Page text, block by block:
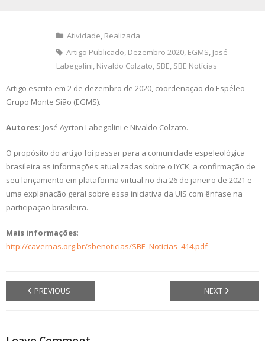
Atividade, Realizada
Artigo Publicado, Dezembro 2020, EGMS, José
Labegalini, Nivaldo Colzato, SBE, SBE Notícias
Artigo escrito em 2 de dezembro de 2020, coordenação do Espéleo
Grupo Monte Sião (EGMS).
Autores: José Ayrton Labegalini e Nivaldo Colzato.
O propósito do artigo foi passar para a comunidade espeleológica
brasileira as informações atualizadas sobre o IYCK, a confirmação de
seu lançamento em plataforma virtual no dia 26 de janeiro de 2021 e
uma explanação geral sobre essa iniciativa da UIS com ênfase na
participação brasileira.
Mais informações:
http://cavernas.org.br/sbenoticias/SBE_Noticias_414.pdf
PREVIOUS NEXT